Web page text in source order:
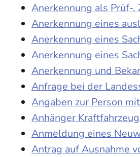
Anerkennung als Prüf-
Anerkennung eines
Anerkennung eines
Anerkennung eines
Anerkennung und
Anfrage bei der
Angaben zur Person
Anhänger
Anmeldung eines
Antrag auf Ausnahme